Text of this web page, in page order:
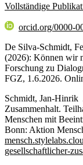
Vollständige
orcid.org/0000-
De Silva-Schmidt,
(2026): Können wir
Forschung zu
FGZ, 1.6.2026.
Schmidt, Jan-Hinrik
Zusammenhalt.
Menschen mit
Bonn: Aktion
gesellschaftlicher-